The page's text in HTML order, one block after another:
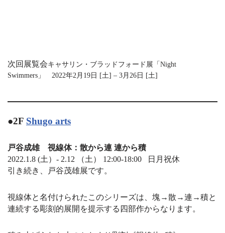
次回展覧会キャサリン・ブラッドフォード展「Night
Swimmers」 2022年2月19日 [土] – 3月26日 [土]
●2F Shugo arts
戸谷成雄 視線体：散から連 連から積
2022.1.8 (土）- 2.12 （土） 12:00-18:00 日月祝休
引き続き、戸谷茂雄展です。
視線体と名付けられたこのシリーズは、塊→散→連→積と
連続する彫刻的展開を提示する四部作からなります。